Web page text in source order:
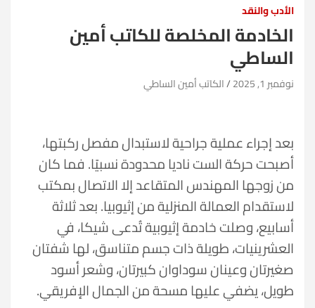
الأدب والنقد
الخادمة المخلصة للكاتب أمين
الساطي
نوفمبر 1, 2025 الكاتب أمين الساطي
بعد إجراء عملية جراحية لاستبدال مفصل ركبتها،
أصبحت حركة الست ناديا محدودة نسبيًا. فما كان
من زوجها المهندس المتقاعد إلا الاتصال بمكتب
لاستقدام العمالة المنزلية من إثيوبيا. بعد ثلاثة
أسابيع، وصلت خادمة إثيوبية تُدعى شيكا، في
العشرينيات، طويلة ذات جسم متناسق، لها شفتان
صغيرتان وعينان سوداوان كبيرتان، وشعر أسود
طويل، يضفي عليها مسحة من الجمال الإفريقي.